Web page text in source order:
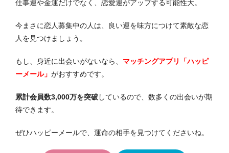
仕事運や金運だけでなく、恋愛運がアップする可能性大。
今まさに恋人募集中の人は、良い運を味方につけて素敵な恋
人を見つけましょう。
もし、身近に出会いがないなら、 マッチングアプリ「ハッピ
ーメール」 がおすすめです。
累計会員数3,000万を突破しているので、数多くの出会いが期
待できます。
ぜひハッピーメールで、運命の相手を見つけてくださいね。